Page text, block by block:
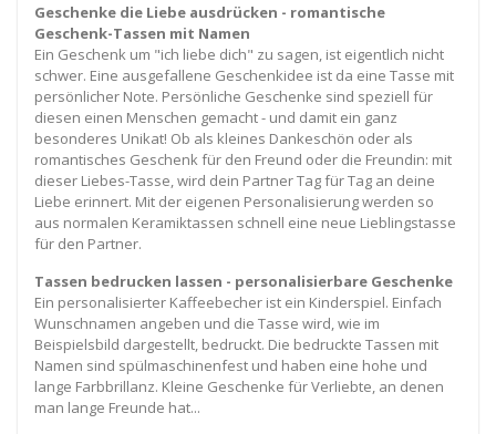
Geschenke die Liebe ausdrücken - romantische
Geschenk-Tassen mit Namen
Ein Geschenk um "ich liebe dich" zu sagen, ist eigentlich nicht
schwer. Eine ausgefallene Geschenkidee ist da eine Tasse mit
persönlicher Note. Persönliche Geschenke sind speziell für
diesen einen Menschen gemacht - und damit ein ganz
besonderes Unikat! Ob als kleines Dankeschön oder als
romantisches Geschenk für den Freund oder die Freundin: mit
dieser Liebes-Tasse, wird dein Partner Tag für Tag an deine
Liebe erinnert. Mit der eigenen Personalisierung werden so
aus normalen Keramiktassen schnell eine neue Lieblingstasse
für den Partner.
Tassen bedrucken lassen - personalisierbare Geschenke
Ein personalisierter Kaffeebecher ist ein Kinderspiel. Einfach
Wunschnamen angeben und die Tasse wird, wie im
Beispielsbild dargestellt, bedruckt. Die bedruckte Tassen mit
Namen sind spülmaschinenfest und haben eine hohe und
lange Farbbrillanz. Kleine Geschenke für Verliebte, an denen
man lange Freunde hat...